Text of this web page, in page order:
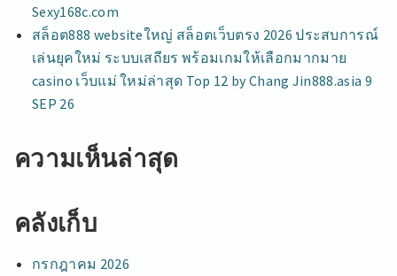
Sexy168c.com
สล็อต888 websiteใหญ่ สล็อตเว็บตรง 2026 ประสบการณ์
เล่นยุคใหม่ ระบบเสถียร พร้อมเกมให้เลือกมากมาย
casino เว็บแม่ ใหม่ล่าสุด Top 12 by Chang Jin888.asia 9
SEP 26
ความเห็นล่าสุด
คลังเก็บ
กรกฎาคม 2026